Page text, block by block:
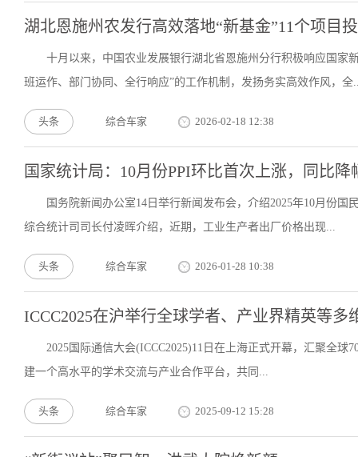
湖北恩施州农发行高效落地“新基金”11个项目
十月以来，中国农业发展银行湖北省恩施州分行积极响应国家
班运作、部门协同、全行响应”的工作机制，发扬务实高效作风，全
头条 综合车家 2026-02-18 12:38
国家统计局：10月份PPI环比首次上涨，同比降
国务院新闻办公室14日举行新闻发布会，介绍2025年10月份
综合统计司司长付凌晖介绍，近期，工业生产者出厂价格出现...
头条 综合车家 2026-01-28 10:38
ICCC2025在沪举行全球学者、产业界精英等
2025国际通信大会(ICCC2025)11日在上海正式开幕，汇聚全
建一个高水平的学术交流与产业合作平台，共同...
头条 综合车家 2025-09-12 15:28